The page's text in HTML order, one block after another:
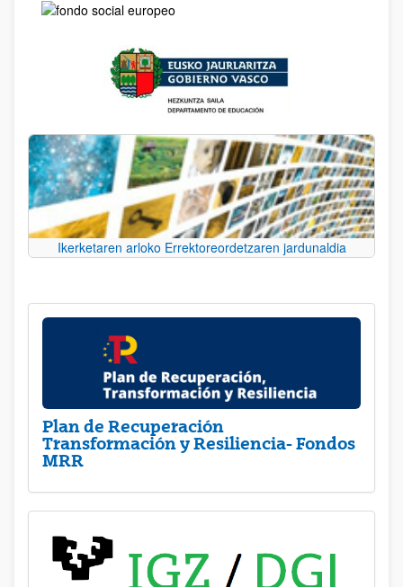
Ikerketaren arloko Errektoreordetzaren jardunaldia
Plan de Recuperación
Transformación y Resiliencia- Fondos
MRR